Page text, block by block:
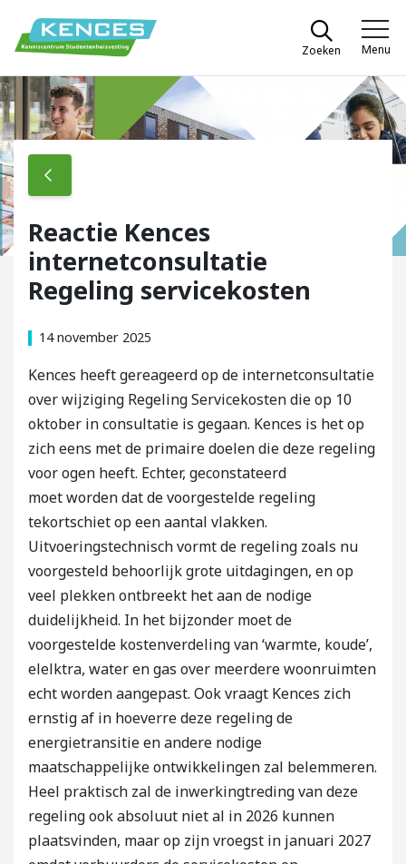
Menu
Zoeken
Reactie Kences
internetconsultatie
Regeling servicekosten
14 november 2025
Kences heeft gereageerd op de internetconsultatie
over wijziging Regeling Servicekosten die op 10
oktober in consultatie is gegaan. Kences is het op
zich eens met de primaire doelen die deze regeling
voor ogen heeft. Echter, geconstateerd
moet worden dat de voorgestelde regeling
tekortschiet op een aantal vlakken.
Uitvoeringstechnisch vormt de regeling zoals nu
voorgesteld behoorlijk grote uitdagingen, en op
veel plekken ontbreekt het aan de nodige
duidelijkheid. In het bijzonder moet de
voorgestelde kostenverdeling van ‘warmte, koude’,
elelktra, water en gas over meerdere woonruimten
echt worden aangepast. Ook vraagt Kences zich
ernstig af in hoeverre deze regeling de
energietransitie en andere nodige
maatschappelijke ontwikkelingen zal belemmeren.
Heel praktisch zal de inwerkingtreding van deze
regeling ook absoluut niet al in 2026 kunnen
plaatsvinden, maar op zijn vroegst in januari 2027